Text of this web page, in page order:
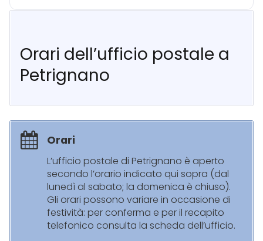
Orari dell’ufficio postale a
Petrignano
Orari
L’ufficio postale di Petrignano è aperto
secondo l’orario indicato qui sopra (dal
lunedì al sabato; la domenica è chiuso).
Gli orari possono variare in occasione di
festività: per conferma e per il recapito
telefonico consulta la scheda dell’ufficio.